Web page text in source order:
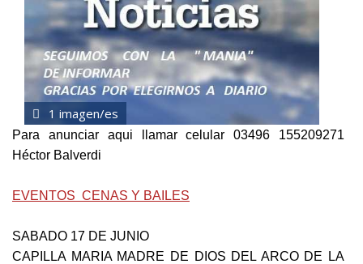
1 imagen/es
Para anunciar aqui llamar celular 03496 155209271
Héctor Balverdi
EVENTOS CENAS Y BAILES
SABADO 17 DE JUNIO
CAPILLA MARIA MADRE DE DIOS DEL ARCO DE LA